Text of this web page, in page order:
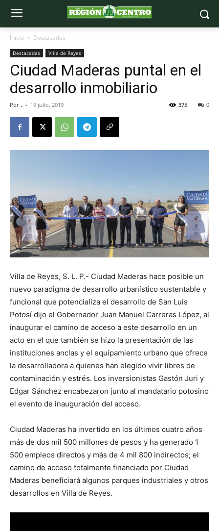
Inicio Destacadas
Destacadas Villa de Reyes
Ciudad Maderas puntal en el
desarrollo inmobiliario
Por . - 19 julio, 2019 0
375
Villa de Reyes, S. L. P.- Ciudad Maderas hace posible un
nuevo paradigma de desarrollo urbanístico sustentable y
funcional que potencializa el desarrollo de San Luis
Potosí dijo el Gobernador Juan Manuel Carreras López, al
inaugurar el camino de acceso a este desarrollo en un
acto en el que también se hizo la presentación de las
instituciones anclas y el equipamiento urbano que ofrece
la desarrolladora a quienes han elegido vivir libres de
contaminación y estrés. Los inversionistas Gastón Juri y
Edgar Sánchez encabezaron junto al mandatario potosino
el evento de inauguración del acceso.
Ciudad Maderas ha invertido en los últimos cuatro años
más de dos mil 500 millones de pesos y ha generado 1
500 empleos directos y más de 4 mil 800 indirectos; el
camino de acceso totalmente financiado por Ciudad
Maderas beneficiará algunos parques industriales y otros
desarrollos en Villa de Reyes.